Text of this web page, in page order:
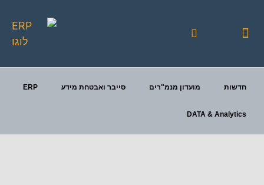
חדשות מועדון מנמ"רים סייבר ואבטחת מידע ERP
DATA & Analytics